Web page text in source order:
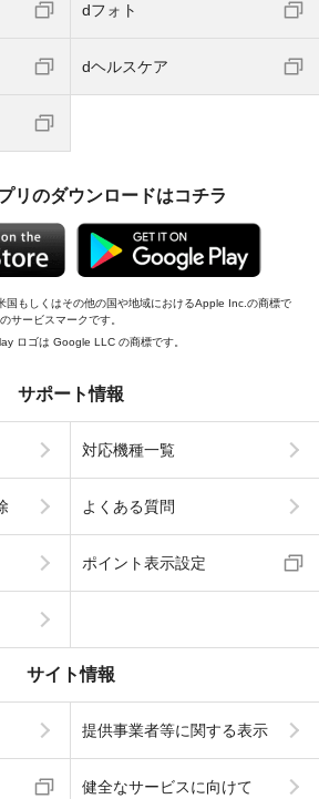
dフォト
dヘルスケア
リのダウンロードはコチラ
もしくはその他の国や地域におけるApple Inc.の商標で
サービスマークです。
ロゴは Google LLC の商標です。
サポート情報
対応機種一覧
よくある質問
ポイント表示設定
サイト情報
提供事業者等に関する表示
健全なサービスに向けて